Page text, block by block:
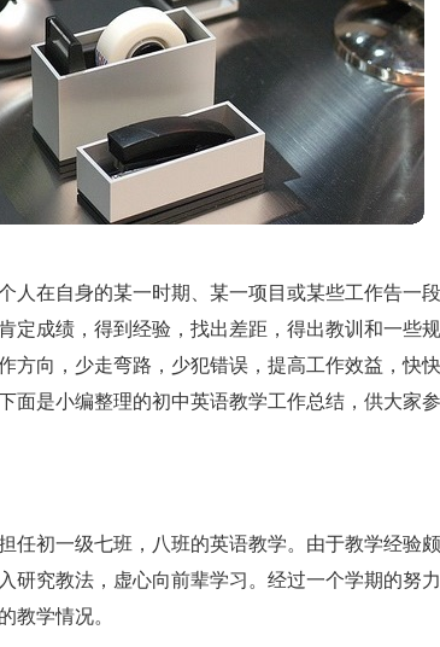
人在自身的某一时期、某一项目或某些工作告一
定成绩，得到经验，找出差距，得出教训和一些
方向，少走弯路，少犯错误，提高工作效益，快
面是小编整理的初中英语教学工作总结，供大家
任初一级七班，八班的英语教学。由于教学经验
研究教法，虚心向前辈学习。经过一个学期的努
教学情况。